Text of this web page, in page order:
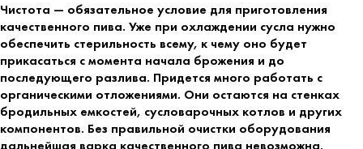
Чистота — обязательное условие для приготовления
качественного пива. Уже при охлаждении сусла нужно
обеспечить стерильность всему, к чему оно будет
прикасаться с момента начала брожения и до
последующего разлива. Придется много работать с
органическими отложениями. Они остаются на стенках
бродильных емкостей, сусловарочных котлов и других
компонентов. Без правильной очистки оборудования
дальнейшая варка качественного пива невозможна.